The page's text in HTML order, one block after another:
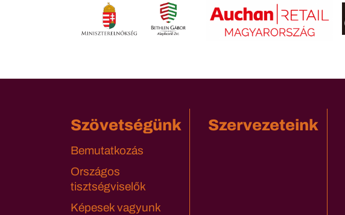
Szövetségünk
Bemutatkozás
Országos
tisztségviselők
Képesek vagyunk
Szervezeteink